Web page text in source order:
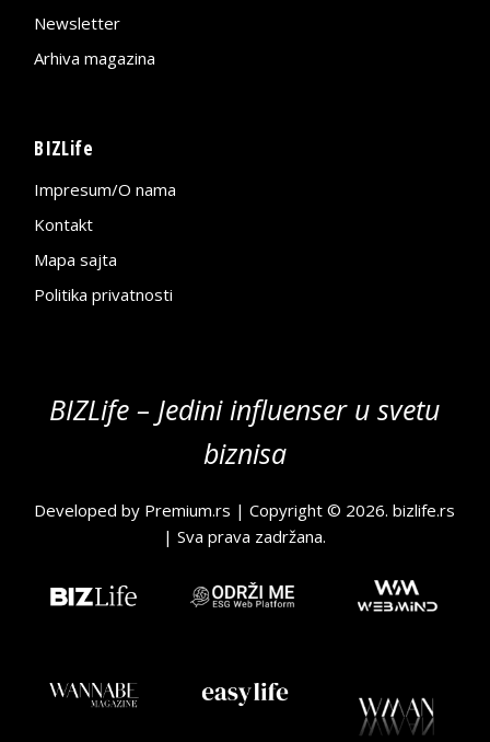
Newsletter
Arhiva magazina
BIZLife
Impresum/O nama
Kontakt
Mapa sajta
Politika privatnosti
BIZLife – Jedini influenser u svetu
biznisa
Developed by Premium.rs | Copyright © 2026.bizlife.rs
| Sva prava zadržana.